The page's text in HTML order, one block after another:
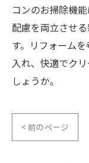
コンのお掃除機
配慮を両立させ
す。リフォーム
入れ、快適でク
しょうか。
< 前のページ